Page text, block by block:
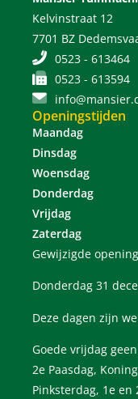
Kelvinstraat 12
7701 BZ
0523 - 613464
0523 - 613594
Openingstijden
Maandag
Dinsdag
Woensdag
Donderdag
Vrijdag
Zaterdag
Gewijzigde
Donderdag 31
Deze dagen zijn
Goede vrijdag
2e Paasdag,
Pinksterdag, 1e en